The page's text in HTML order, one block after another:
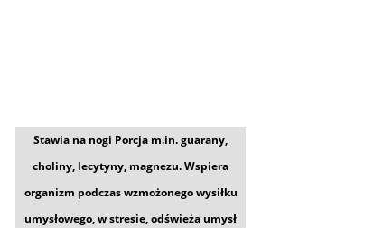
Stawia na nogi Porcja m.in. guarany,
choliny, lecytyny, magnezu. Wspiera
organizm podczas wzmożonego wysiłku
umysłowego, w stresie, odświeża umysł